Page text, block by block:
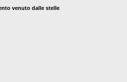
venuto dalle stelle